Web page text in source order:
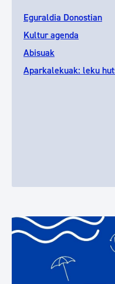
Eguraldia Donostian
Kultur agenda
Abisuak
Aparkalekuak: leku